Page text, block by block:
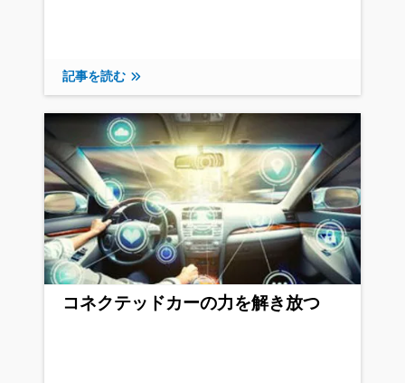
記事を読む
コネクテッドカーの力を解き放つ